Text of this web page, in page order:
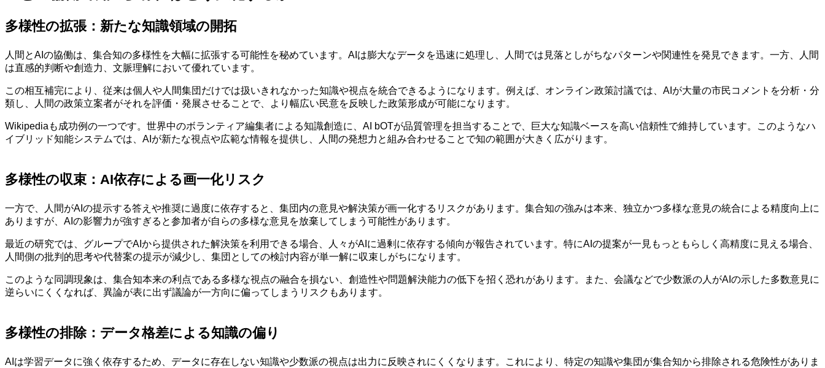
多様性の拡張：新たな知識領域の開拓
人間とAIの協働は、集合知の多様性を大幅に拡張する可能性を秘めています。AIは膨大なデータを迅速に処理し、人間では見落としがちなパターンや関連性を発見できます。一方、人間
は直感的判断や創造力、文脈理解において優れています。
この相互補完により、従来は個人や人間集団だけでは扱いきれなかった知識や視点を統合できるようになります。例えば、オンライン政策討議では、AIが大量の市民コメントを分析・分
類し、人間の政策立案者がそれを評価・発展させることで、より幅広い民意を反映した政策形成が可能になります。
Wikipediaも成功例の一つです。世界中のボランティア編集者による知識創造に、AI bOTが品質管理を担当することで、巨大な知識ベースを高い信頼性で維持しています。このようなハ
イブリッド知能システムでは、AIが新たな視点や広範な情報を提供し、人間の発想力と組み合わせることで知の範囲が大きく広がります。
多様性の収束：AI依存による画一化リスク
一方で、人間がAIの提示する答えや推奨に過度に依存すると、集団内の意見や解決策が画一化するリスクがあります。集合知の強みは本来、独立かつ多様な意見の統合による精度向上に
ありますが、AIの影響力が強すぎると参加者が自らの多様な意見を放棄してしまう可能性があります。
最近の研究では、グループでAIから提供された解決策を利用できる場合、人々がAIに過剰に依存する傾向が報告されています。特にAIの提案が一見もっともらしく高精度に見える場合、
人間側の批判的思考や代替案の提示が減少し、集団としての検討内容が単一解に収束しがちになります。
このような同調現象は、集合知本来の利点である多様な視点の融合を損ない、創造性や問題解決能力の低下を招く恐れがあります。また、会議などで少数派の人がAIの示した多数意見に
逆らいにくくなれば、異論が表に出ず議論が一方向に偏ってしまうリスクもあります。
多様性の排除：データ格差による知識の偏り
AIは学習データに強く依存するため、データに存在しない知識や少数派の視点は出力に反映されにくくなります。これにより、特定の知識や集団が集合知から排除される危険性がありま